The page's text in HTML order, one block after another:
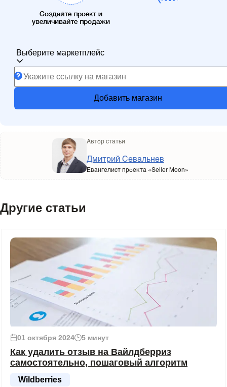
Создайте проект и
увеличивайте продажи
Выберите маркетплейс
Добавить магазин
Автор статьи
Дмитрий Севальнев
Евангелист проекта «Seller Moon»
Другие статьи
01 октября 2024 5 минут
Как удалить отзыв на Вайлдберриз
самостоятельно, пошаговый алгоритм
Wildberries